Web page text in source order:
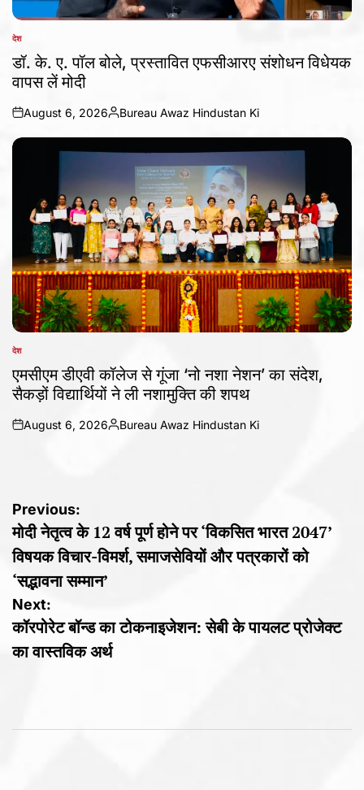
POSTED
देश
डॉ. के. ए. पॉल बोले, प्रस्तावित एफसीआरए संशोधन विधेयक
वापस लें मोदी
on
August 6, 2026
Posted
by
Bureau Awaz Hindustan Ki
POSTED
देश
एमसीएम डीएवी कॉलेज से गूंजा ‘नो नशा नेशन’ का संदेश,
सैकड़ों विद्यार्थियों ने ली नशामुक्ति की शपथ
on
August 6, 2026
Posted
Bureau Awaz Hindustan Ki
Post
navigation
Previous:
मोदी नेतृत्व के 12 वर्ष पूर्ण होने पर ‘विकसित भारत 2047’
विषयक विचार-विमर्श, समाजसेवियों और पत्रकारों को
‘सद्भावना सम्मान’
Next:
कॉरपोरेट बॉन्ड का टोकनाइजेशन: सेबी के पायलट प्रोजेक्ट
का वास्तविक अर्थ